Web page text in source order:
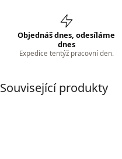
Objednáš dnes, odesíláme
dnes
Expedice tentýž pracovní den.
Související produkty